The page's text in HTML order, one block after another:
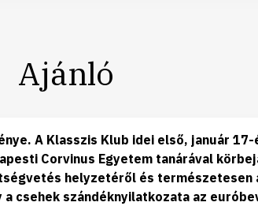
Ajánló
A Klasszis Klub idei első, január
Corvinus Egyetem tanárával
helyzetéről és
csehek szándéknyilatkozata az